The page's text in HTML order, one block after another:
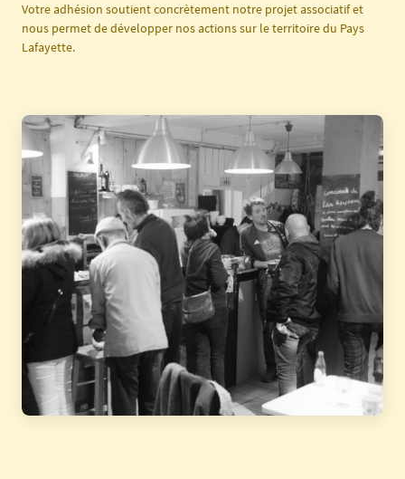
Votre adhésion soutient concrètement notre projet associatif et
nous permet de développer nos actions sur le territoire du Pays
Lafayette.